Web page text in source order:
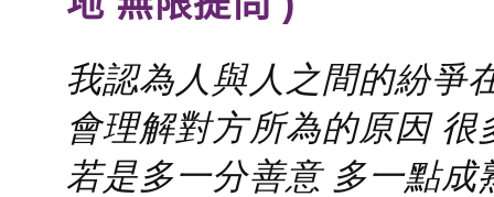
我認為人與人之間的紛爭
會理解對方所為的原因
若是多一分善意 多一點